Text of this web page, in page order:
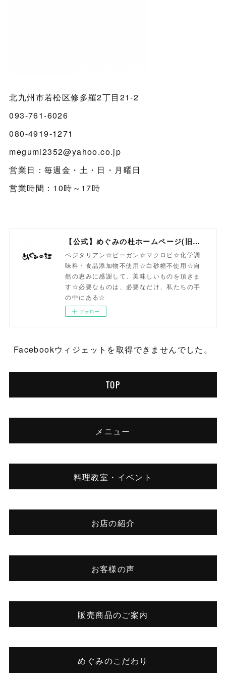
北九州市若松区修多羅2丁目21-2
093-761-6026
080-4919-1271
megumi2352@yahoo.co.jp
営業日：毎週金・土・日・月曜日
営業時間：10時～17時
【公式】めぐみの杜ホームページ(旧自然食工房）
ベジタリアン☆ビーガン☆マクロビ☆化学調
味料・食品添加物不使用☆白砂糖不使用☆自
然の恵みに感謝して、美味しいものを頂きま
す☆必要なものは、必要なだけ、私たちの手
の中にある☆
フォロー
Facebookウィジェットを取得できませんでした。
TOP
メニュー
料理教室・イベント
お店の紹介
お客様の声
販売商品のご案内
めぐみのこだわり